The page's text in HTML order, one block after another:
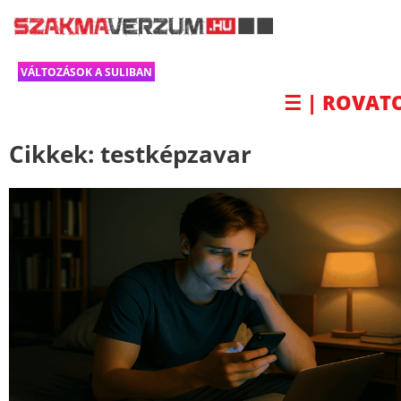
VÁLTOZÁSOK A SULIBAN
☰ |
Cikkek: testképzavar